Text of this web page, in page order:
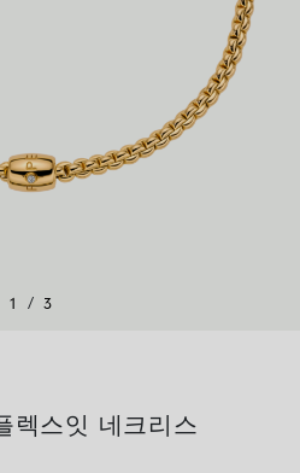
1 / 3
렉스잇 네크리스